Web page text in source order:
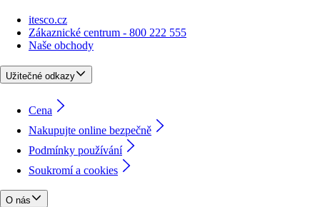
itesco.cz
Zákaznické centrum - 800 222 555
Naše obchody
Užitečné odkazy
Cena
Nakupujte online bezpečně
Podmínky používání
Soukromí a cookies
O nás